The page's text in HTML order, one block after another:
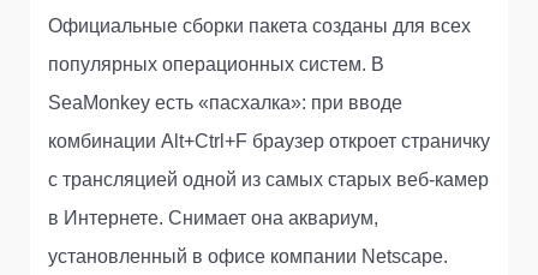
Официальные сборки пакета созданы для всех
популярных операционных систем. В
SeaMonkey есть «пасхалка»: при вводе
комбинации Alt+Ctrl+F браузер откроет страничку
с трансляцией одной из самых старых веб-камер
в Интернете. Снимает она аквариум,
установленный в офисе компании Netscape.